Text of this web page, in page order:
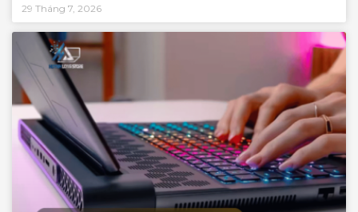
29 Tháng 7, 2026